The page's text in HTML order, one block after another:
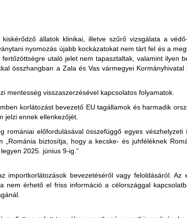
állatok klinikai, illetve szűrő vizsgálata a
nyomozás újabb kockázatokat nem tárt fel és a
utaló jelet nem tapasztaltak, valamint ilyen
összhangban a Zala és Vas vármegyei
mentesség visszaszerzésével kapcsolatos folyamatok.
korlátozást bevezető EU tagállamok és harmadik
jelzi ennek ellenkezőjét.
romániai előfordulásával összefüggő egyes
biztosítja, hogy a kecske- és juhféléknek
2025. június 9-ig.”
importkorlátozások bevezetéséről vagy feloldásáról. Az
nem érhető el friss információ a célországgal
érkezett értesítés alapján)
vezetett be Magyarország teljes területéről Nagy-
embriók, petesejtek)
behozatalára vonatkozó szabályai: nem lehet
(juh- és kecskehús) behozatala a nem fertőzött
az Állategészségügyi Világszervezet (WOAH) által
a levágást megelőző 24 órán belül nem mutatták a PPR
termékek behozatala a nem fertőzött területekről
juhoktól és kecskéktől állították elő, amelyek a fejést